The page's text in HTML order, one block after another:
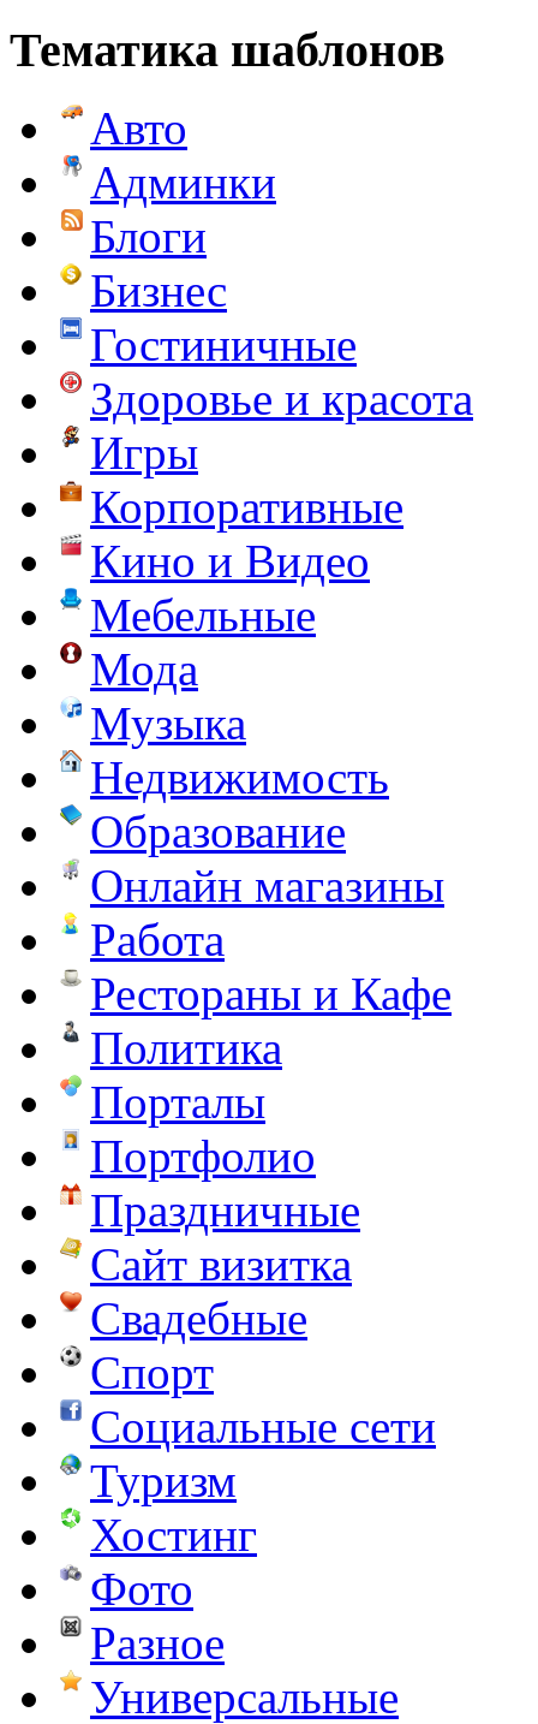
Тематика шаблонов
Авто
Админки
Блоги
Бизнес
Гостиничные
Здоровье и красота
Игры
Корпоративные
Кино и Видео
Мебельные
Мода
Музыка
Недвижимость
Образование
Онлайн магазины
Работа
Рестораны и Кафе
Политика
Порталы
Портфолио
Праздничные
Сайт визитка
Свадебные
Спорт
Социальные сети
Туризм
Хостинг
Фото
Разное
Универсальные